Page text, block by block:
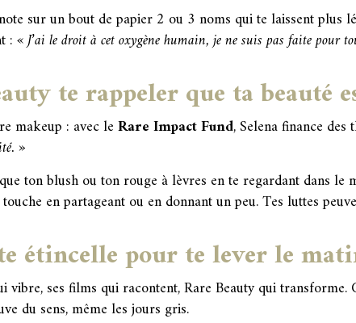
sur un bout de papier 2 ou 3 noms qui te laissent plus
:« J’ai le droit à cet oxygène humain, je ne suis pas faite pour
te rappeler que ta beauté
makeup : avec leRare Impact Fund, Selena finance
»
ton blush ou ton rouge à lèvres en te regardant dans le
en partageant ou en donnant un peu. Tes luttes
étincelle pour te lever le
vibre, ses films qui racontent, Rare Beauty qui
du sens, même les jours gris.